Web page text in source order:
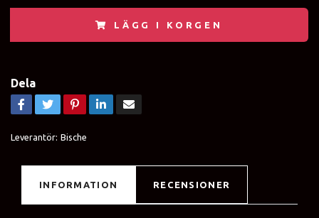
LÄGG I KORGEN
Dela
Leverantör: Bische
INFORMATION RECENSIONER